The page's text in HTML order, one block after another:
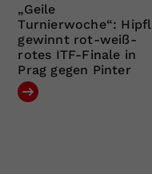
„Geile
Turnierwoche“: Hipfl
gewinnt rot-weiß-
rotes ITF-Finale in
Prag gegen Pinter